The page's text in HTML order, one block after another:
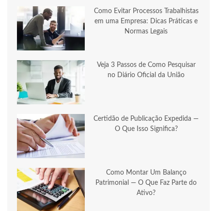
Como Evitar Processos Trabalhistas
em uma Empresa: Dicas Práticas e
Normas Legais
Veja 3 Passos de Como Pesquisar
no Diário Oficial da União
Certidão de Publicação Expedida —
O Que Isso Significa?
Como Montar Um Balanço
Patrimonial — O Que Faz Parte do
Ativo?